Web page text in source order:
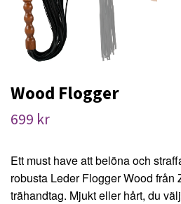
Wood Flogger
699 kr
Ett must have att belöna och
robusta Leder Flogger Wood från
trähandtag. Mjukt eller hårt, du